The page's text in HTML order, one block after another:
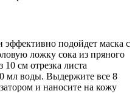
эффективно подойдет маска с
ложку сока из пряного
см отрезка листа
мл воды. Выдержите все 8
и наносите на кожу